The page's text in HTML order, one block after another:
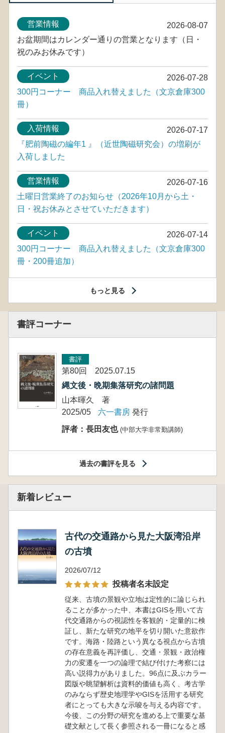
2026-08-07
営業情報
お盆期間はカレンダー通りの営業となります（日・
祝のみお休みです）
2026-07-28
イベント
300円コーナー 商品入れ替えました（文京倉庫300
冊）
2026-07-17
入荷情報
『肥前陶磁の編年1 』（近世陶磁研究会）の増刷が
入荷しました
2026-07-16
営業情報
土曜日営業終了のお知らせ（2026年10月から土・
日・祝お休みとさせていただきます）
2026-07-14
イベント
300円コーナー 商品入れ替えました（文京倉庫300
冊・200冊追加）
もっと見る
書評コーナー
書評
第80回 2025.07.15
縄文後・晩期集落研究の諸問題
山本暉久 著
2025/05
六一書房 発行
評者：長田友也 (中部大学非常勤講師)
過去の書評を見る
新着レビュー
古代の交通路から見た大阪湾沿岸
の古墳
2026/07/12
投稿者名未設定
従来、古墳の景観や立地は定性的に論じられ
ることが多かった中、本書はGISを用いて古
代交通路からの視認性を客観的・定量的に検
証し、新たな研究の地平を切り開いた意欲作
です。海路・陸路という異なる視点から古墳
の存在意義を再評価し、交通・景観・政治権
力の変遷を一つの論理で結び付けた考察には
高い説得力がありました。96点に及ぶカラー
図版や眺望解析は資料的価値も高く、考古学
のみならず歴史地理学やGISを活用する研究
者にとっても大きな示唆を与える内容です。
今後、この分野の研究を進める上で重要な基
礎文献として長く参照される一冊になると感